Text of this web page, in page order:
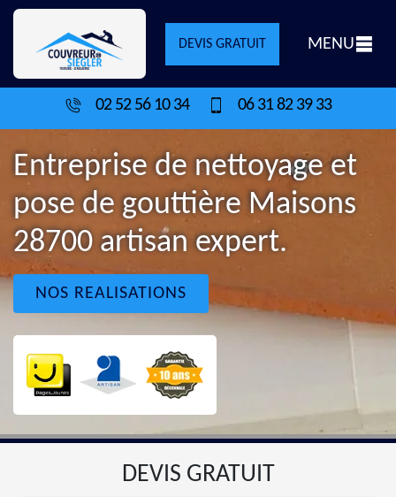
DEVIS GRATUIT MENU
02 52 56 10 34 06 31 82 39 33
Entreprise de nettoyage et
pose de gouttière Maisons
28700 artisan expert.
NOS REALISATIONS
DEVIS GRATUIT